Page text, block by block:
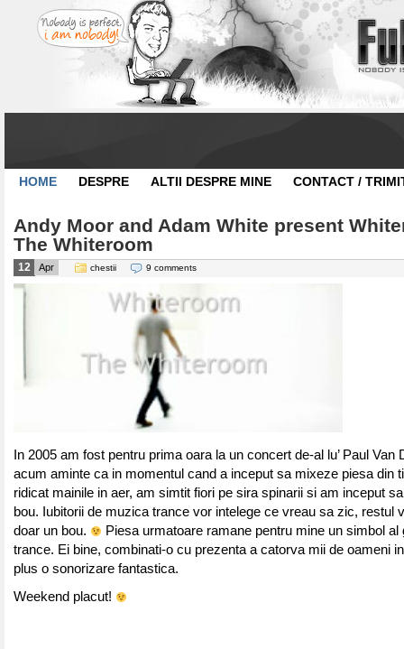
HOME DESPRE ALTII DESPRE MINE CONTACT /
Andy Moor and Adam White present
The Whiteroom
12 Apr chestii 9 comments
In 2005 am fost pentru prima oara la un concert de-al lu’ Paul Van
acum aminte ca in momentul cand a inceput sa mixeze piesa din
ridicat mainile in aer, am simtit fiori pe sira spinarii si am inceput
bou. Iubitorii de muzica trance vor intelege ce vreau sa zic, restul
doar un bou.
Piesa urmatoare ramane pentru mine un simbol al
trance. Ei bine, combinati-o cu prezenta a catorva mii de oameni
plus o sonorizare fantastica.
Weekend placut!